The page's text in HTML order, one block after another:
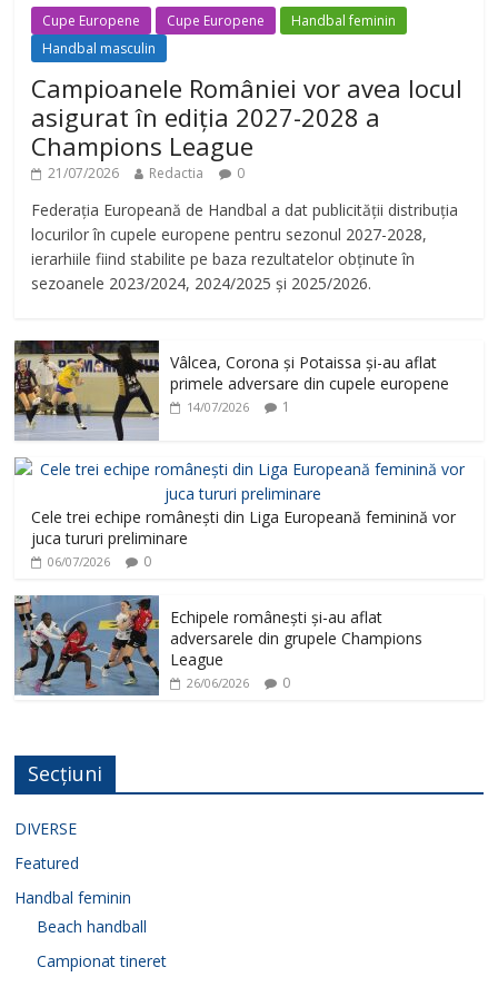
Cupe Europene Cupe Europene
Handbal feminin
Handbal masculin
Campioanele României vor avea locul
asigurat în ediția 2027-2028 a
Champions League
21/07/2026 Redactia 0
Federația Europeană de Handbal a dat publicității distribuția
locurilor în cupele europene pentru sezonul 2027-2028,
ierarhiile fiind stabilite pe baza rezultatelor obținute în
sezoanele 2023/2024, 2024/2025 și 2025/2026.
Vâlcea, Corona și Potaissa și-au aflat
primele adversare din cupele europene
14/07/2026 1
Cele trei echipe românești din Liga Europeană feminină vor
juca tururi preliminare
06/07/2026 0
Echipele românești și-au aflat
adversarele din grupele Champions
League
26/06/2026 0
Secțiuni
DIVERSE
Featured
Handbal feminin
Beach handball
Campionat tineret